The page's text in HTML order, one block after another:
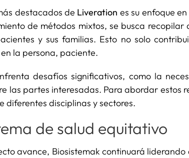
destacados de Liveration es su enfoque
de métodos mixtos, se busca
y sus familias. Esto no solo
la persona, paciente.
desafíos significativos, como la
las partes interesadas. Para abordar
diferentes disciplinas y sectores.
de salud equitativo
avance, Biosistemak continuará